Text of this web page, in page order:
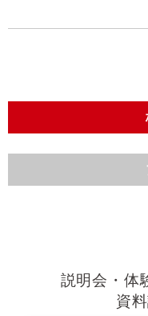
説明会・体
資